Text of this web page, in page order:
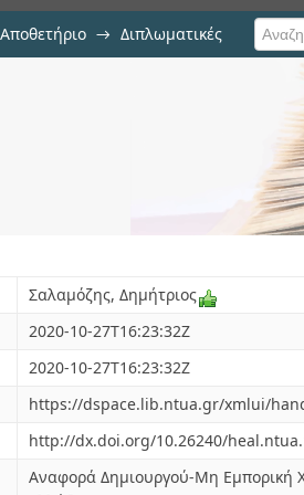
→ Διπλωματικές
Στόλου για
σε Πλοία Μικρής
Σαλαμόζης, Δημήτριος
2020-10-27T16:23:32Z
2020-10-27T16:23:32Z
https://dspace.lib.ntua.gr/xmlui/
http://dx.doi.org/10.26240/
Αναφορά Δημιουργού-Μη Εμπορική